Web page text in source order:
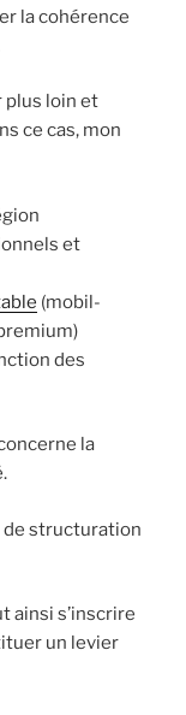
la cohérence
plus loin et
ce cas, mon
et
(mobil-
des
la
de structuration
ainsi s’inscrire
un levier